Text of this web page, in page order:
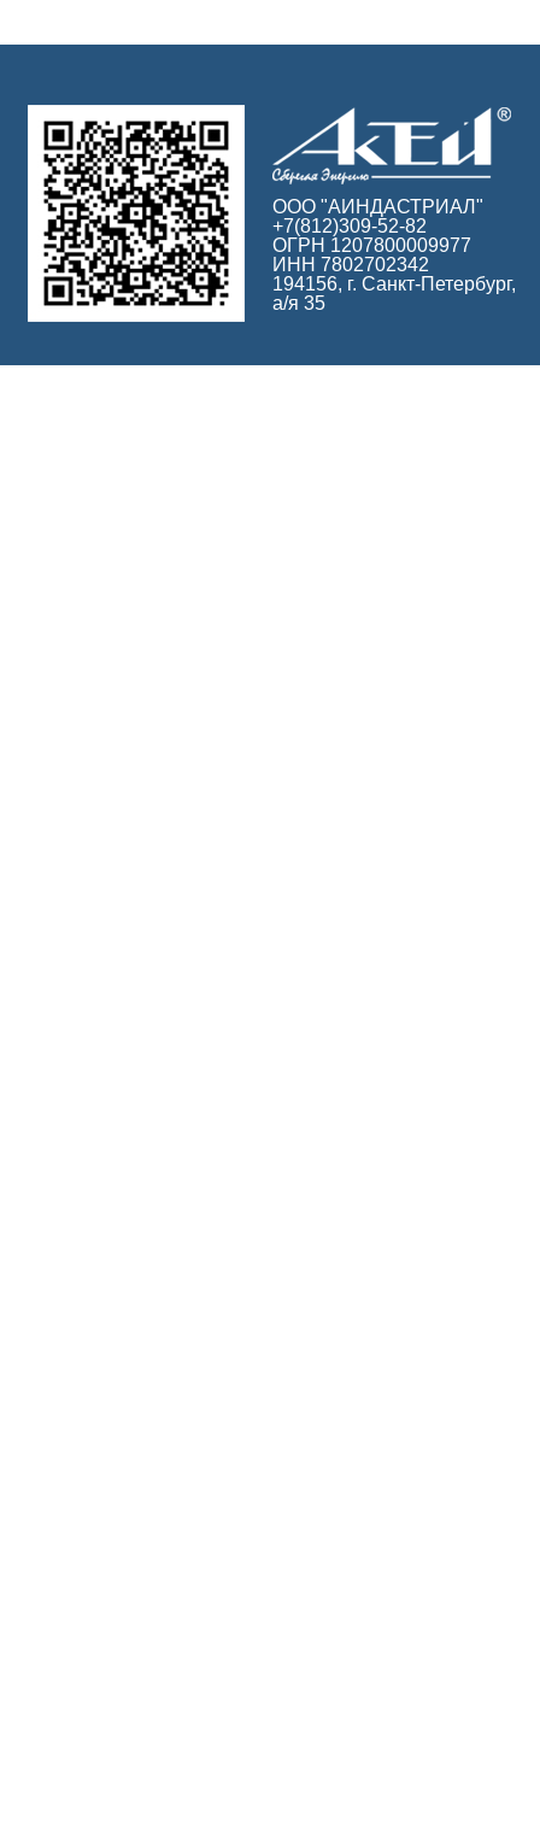
ООО "АИНДАСТРИАЛ"
+7(812)309-52-82
ОГРН 1207800009977
ИНН 7802702342
194156, г. Санкт-Петербург,
а/я 35